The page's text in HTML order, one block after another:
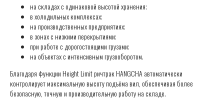
на складах с одинаковой высотой хранения;
в холодильных комплексах;
на производственных предприятиях;
в зонах с низкими перекрытиями;
при работе с дорогостоящими грузами;
на объектах с интенсивным грузооборотом.
Благодаря функции Height Limit ричтрак HANGCHA автоматически
контролирует максимальную высоту подъёма вил, обеспечивая более
безопасную, точную и производительную работу на складе.